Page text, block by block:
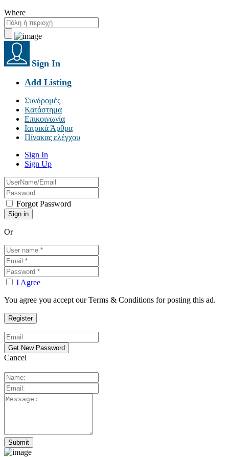
Where
Sign In
Add Listing
Συνδρομές
Κατάστημα
Επικοινωνία
Ιατρικά Άρθρα
Πίνακας ελέγχου
Sign In
Sign Up
Forgot Password
Or
I Agree
You agree you accept our Terms & Conditions for posting this ad.
Cancel